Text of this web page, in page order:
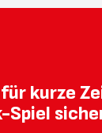
kurze
Spiel